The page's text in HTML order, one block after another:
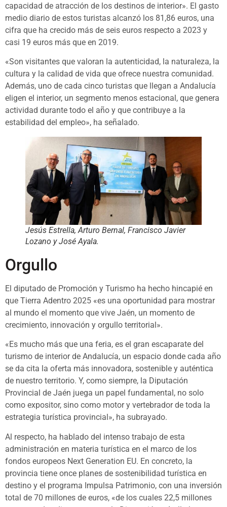
capacidad de atracción de los destinos de interior». El gasto
medio diario de estos turistas alcanzó los 81,86 euros, una
cifra que ha crecido más de seis euros respecto a 2023 y
casi 19 euros más que en 2019.
«Son visitantes que valoran la autenticidad, la naturaleza, la
cultura y la calidad de vida que ofrece nuestra comunidad.
Además, uno de cada cinco turistas que llegan a Andalucía
eligen el interior, un segmento menos estacional, que genera
actividad durante todo el año y que contribuye a la
estabilidad del empleo», ha señalado.
Jesús Estrella, Arturo Bernal, Francisco Javier
Lozano y José Ayala.
Orgullo
El diputado de Promoción y Turismo ha hecho hincapié en
que Tierra Adentro 2025 «es una oportunidad para mostrar
al mundo el momento que vive Jaén, un momento de
crecimiento, innovación y orgullo territorial».
«Es mucho más que una feria, es el gran escaparate del
turismo de interior de Andalucía, un espacio donde cada año
se da cita la oferta más innovadora, sostenible y auténtica
de nuestro territorio. Y, como siempre, la Diputación
Provincial de Jaén juega un papel fundamental, no solo
como expositor, sino como motor y vertebrador de toda la
estrategia turística provincial», ha subrayado.
Al respecto, ha hablado del intenso trabajo de esta
administración en materia turística en el marco de los
fondos europeos Next Generation EU. En concreto, la
provincia tiene once planes de sostenibilidad turística en
destino y el programa Impulsa Patrimonio, con una inversión
total de 70 millones de euros, «de los cuales 22,5 millones